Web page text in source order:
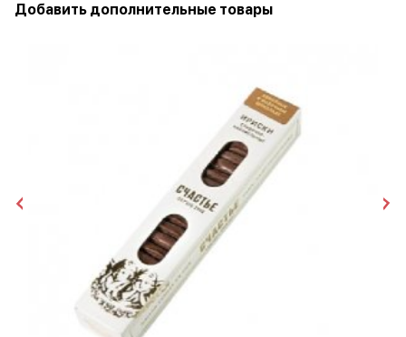
Добавить дополнительные товары